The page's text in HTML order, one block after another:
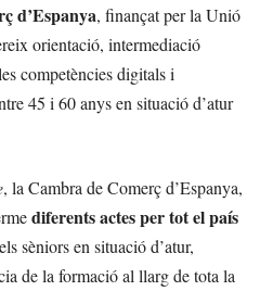
d’Espanya, finançat per la Unió
orientació, intermediació
competències digitals i
45 i 60 anys en situació d’atur
, la Cambra de Comerç d’Espanya,
diferents actes per tot el país
sèniors en situació d’atur,
de la formació al llarg de tota la